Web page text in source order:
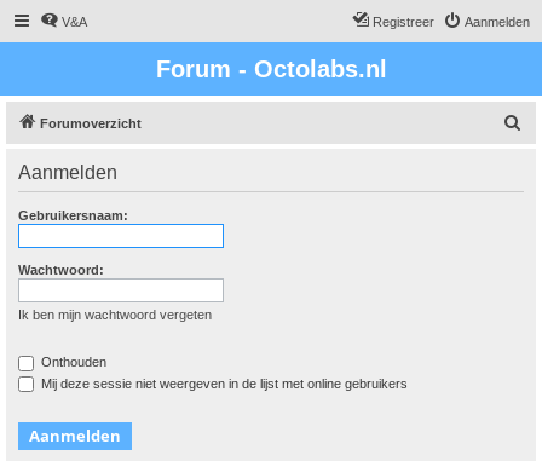
V&A Aanmelden
Registreer
Forum - Octolabs.nl
Forumoverzicht
Aanmelden
Gebruikersnaam:
Wachtwoord:
Ik ben mijn wachtwoord vergeten
Onthouden
Mij deze sessie niet weergeven in de lijst met online gebruikers